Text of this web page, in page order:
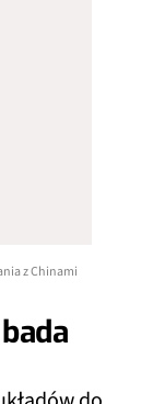
z Chinami